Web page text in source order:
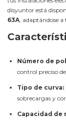
disyuntor está
63A, adaptándose a
Número de
control preciso
Tipo de curva:
sobrecargas y
Capacidad de